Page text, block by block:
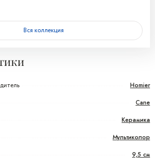
Вся коллекция
Homier
Cane
Керамика
Мультиколор
9,5 см